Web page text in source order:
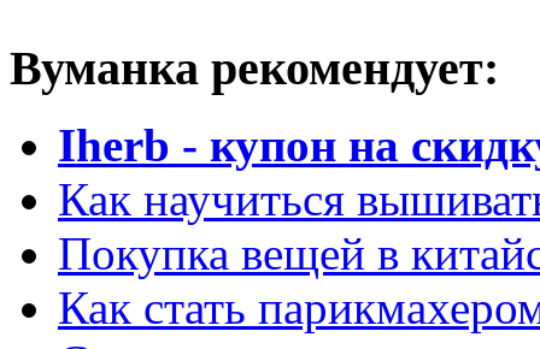
Вуманка рекомендует:
Iherb - купон на
Как научиться
Покупка вещей в
Как стать